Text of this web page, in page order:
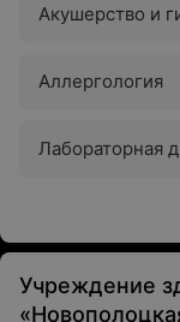
Акушерство и
Аллергология
Лабораторная
Учреждение